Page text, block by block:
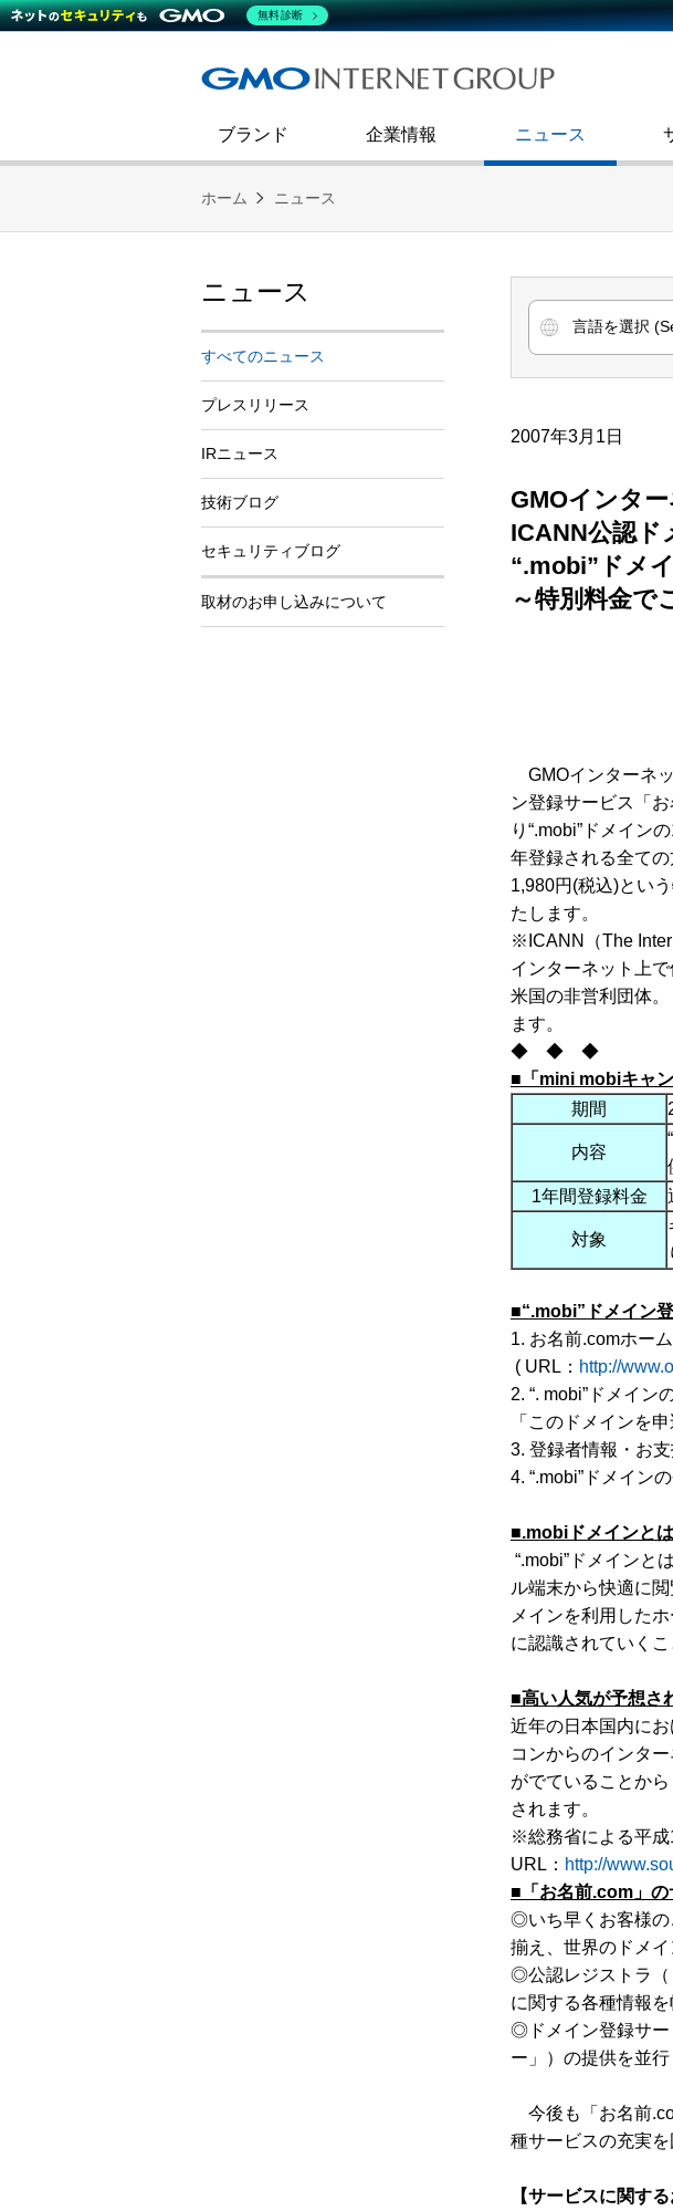
ブランド
企業情報
会社概要
社史
ニュース
技術ブログ
インターネットセキュリティ事業
コミュニケーション
ダイバーシティ＆インクルージョン
熊谷正寿が語るグループ成長戦略・
財務・業績
よくあ
第二新卒採用
ホーム ニュース
2007年3月1日
GMOインタ
ICANN公認ド
“.mobi”ドメ
～特別料金で
GMOインターネ
ン登録サービス「
り“.mobi”ドメイン
年登録される全ての
1,980円(税込)とい
たします。
※ICANN（The
インターネット上
米国の非営利団体
ます。
◆ ◆ ◆
■「 mini mobiキャ
期間
内容
1年間登録料金
対象
■“.mobi”ドメイン
1. お名前.comホー
( URL： http://
2. “. mobi”ドメイ
「このドメインを
3. 登録者情報・お
4. “.mobi”ドメイン
■.mobi ドメインとは
“.mobi”ドメインと
ル端末から快適に
メインを利用した
に認識されていくこ
■高い人気が予想さ
近年の日本国内に
コンからのインタ
がでていることか
されます。
※総務省による平成
URL： http://
■「お名前.com 」
◎いち早くお客様の
揃え、世界のドメイ
◎公認レジストラ（
に関する各種情報を
◎ドメイン登録サー
ー」）の提供を並
今後も「お名前
種サービスの充実
【サービスに関す
ニュース
すべてのニュース
プレスリリース
IRニュース
技術ブログ
セキュリティブログ
取材のお申し込みについて
無料診断